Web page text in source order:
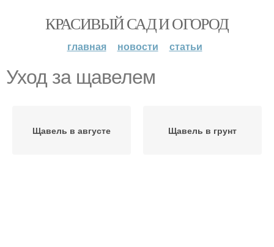
КРАСИВЫЙ САД И ОГОРОД
главная новости статьи
Уход за щавелем
Щавель в августе Щавель в грунт